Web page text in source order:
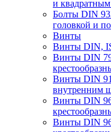
и
Болты DIN
головкой и
Винты
Винты DIN,
Винты DIN
Винты DIN
внутренним
Винты DIN
Винты DIN